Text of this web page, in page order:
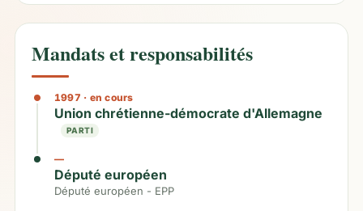
Mandats et responsabilités
1997 · en cours
Union chrétienne-démocrate d'Allemagne
PARTI
—
Député européen
Député européen - EPP